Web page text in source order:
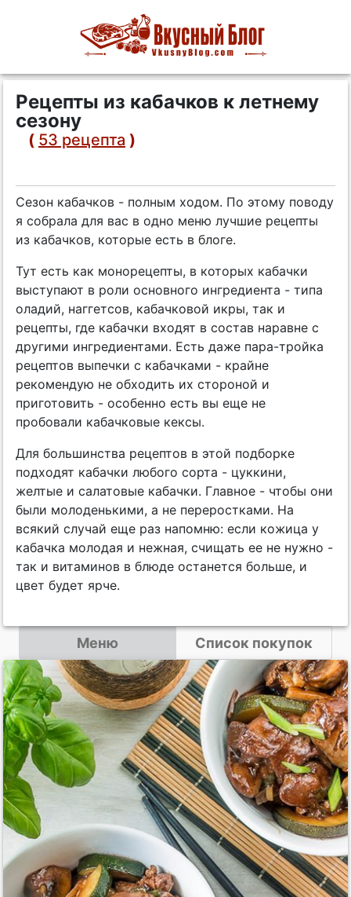
Рецепты из кабачков к летнему
сезону
( 53 рецепта )
Сезон кабачков - полным ходом. По этому поводу
я собрала для вас в одно меню лучшие рецепты
из кабачков, которые есть в блоге.
Тут есть как монорецепты, в которых кабачки
выступают в роли основного ингредиента - типа
оладий, наггетсов, кабачковой икры, так и
рецепты, где кабачки входят в состав наравне с
другими ингредиентами. Есть даже пара-тройка
рецептов выпечки с кабачками - крайне
рекомендую не обходить их стороной и
приготовить - особенно есть вы еще не
пробовали кабачковые кексы.
Для большинства рецептов в этой подборке
подходят кабачки любого сорта - цуккини,
желтые и салатовые кабачки. Главное - чтобы они
были молоденькими, а не переростками. На
всякий случай еще раз напомню: если кожица у
кабачка молодая и нежная, счищать ее не нужно -
так и витаминов в блюде останется больше, и
цвет будет ярче.
Меню Список покупок